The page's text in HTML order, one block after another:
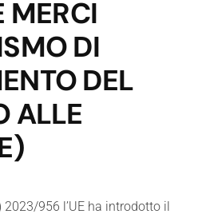
MERCI
DI
DEL
ALLE
2023/956 l’UE ha introdotto il